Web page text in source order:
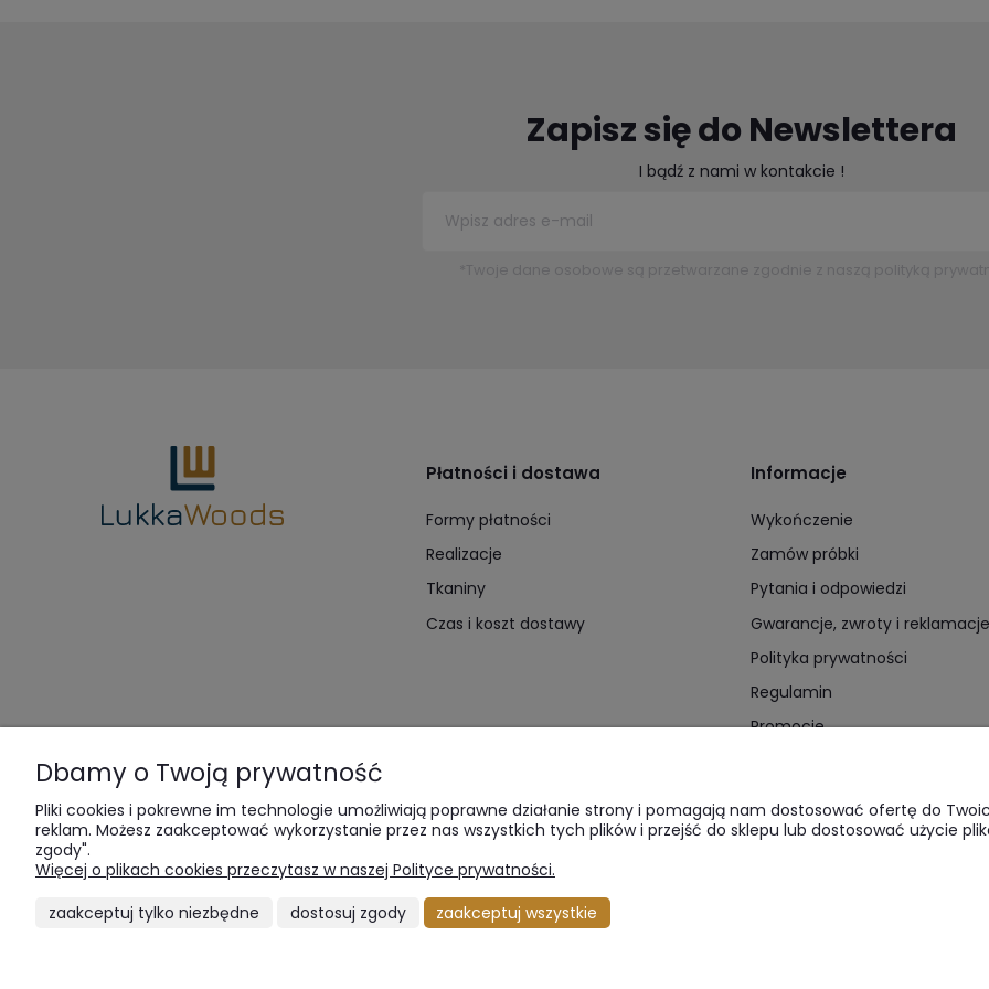
Zapisz się do Newslettera
I bądź z nami w kontakcie !
Płatności i dostawa
Formy płatności
Realizacje
Tkaniny
Czas i koszt dostawy
Informacje
Wykończenie
Zamów próbki
Pytania i odpowiedzi
Gwarancje, zwroty i reklamacje
Polityka prywatności
Regulamin
Promocje
LukkaWoods | ul. Sienna 64 | 00-825 Warszawa | tel:
Tworząc nasze meble, stawiamy na lite drewno, oferujące unikalne połączenie estetyki i
Dbamy o Twoją prywatność
Pliki cookies i pokrewne im technologie umożliwiają poprawne działanie strony i pomagają nam dostosować ofertę do
reklam. Możesz zaakceptować wykorzystanie przez nas wszystkich tych plików i przejść do sklepu lub dostosować użycie
zgody".
Więcej o plikach cookies przeczytasz w naszej Polityce prywatności.
zaakceptuj tylko niezbędne
dostosuj zgody zaakceptuj wszystkie